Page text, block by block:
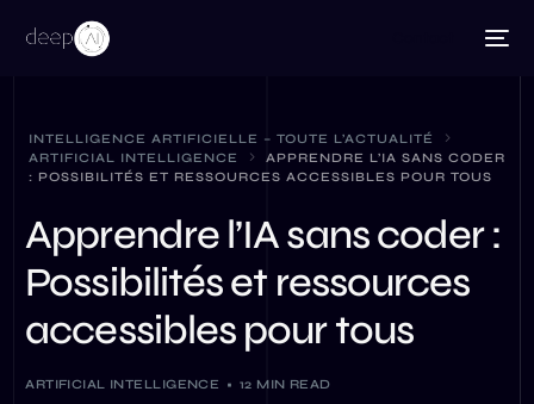
INTELLIGENCE ARTIFICIELLE – TOUTE L’ACTUALITÉ
ARTIFICIAL INTELLIGENCE
APPRENDRE L’IA SANS CODER
: POSSIBILITÉS ET RESSOURCES ACCESSIBLES POUR TOUS
Apprendre l’IA sans coder :
Possibilités et ressources
accessibles pour tous
ARTIFICIAL INTELLIGENCE 12 MIN READ